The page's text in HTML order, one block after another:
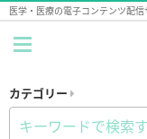
医学・医療の電子コンテンツ配信
カテゴリー